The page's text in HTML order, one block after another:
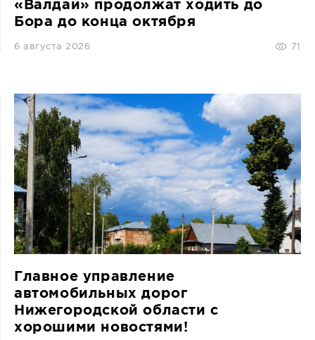
«Валдаи» продолжат ходить до
Бора до конца октября
6 августа 2026 71
Главное управление
автомобильных дорог
Нижегородской области с
хорошими новостями!